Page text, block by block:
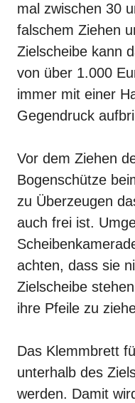
mal zwischen 30
falschem Ziehen
Zielscheibe kann
von über 1.000
immer mit einer
Gegendruck
Vor dem Ziehen
Bogenschütze
zu Überzeugen
auch frei ist.
achten, dass sie
Zielscheibe
ihre Pfeile zu
Das Klemmbrett
unterhalb des
werden. Damit